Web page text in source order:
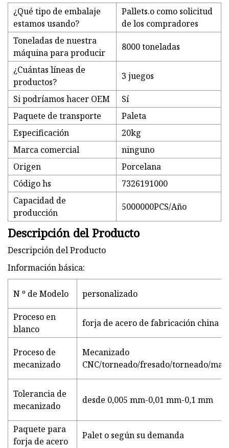
¿Qué tipo de embalaje
estamos usando?
Pallets.o como solicitud
de los compradores
Toneladas de nuestra
máquina para producir
8000 toneladas
¿Cuántas líneas de
productos?
3 juegos
Si podríamos hacer OEM
Sí
Paquete de transporte
Paleta
Especificación
20kg
Marca comercial
ninguno
Origen
Porcelana
Código hs
7326191000
Capacidad de
producción
5000000PCS/Año
Descripción del Producto
Descripción del Producto
Información básica:
N º de Modelo personalizado
Proceso en
blanco
forja de acero de fabricación china
Proceso de
mecanizado
Mecanizado
CNC/torneado/fresado/torneado/
Tolerancia de
mecanizado
desde 0,005 mm-0,01 mm-0,1 mm
Paquete para
forja de acero
Palet o según su demanda